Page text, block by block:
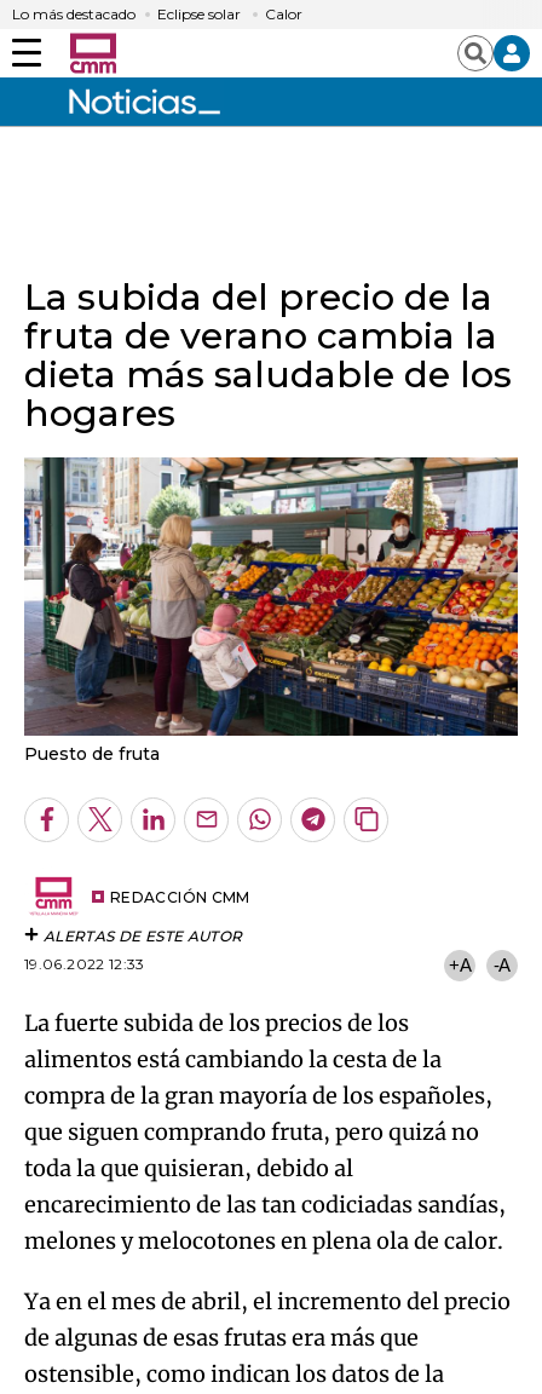
Lo más destacado Eclipse solar Calor
Menú Buscar
La subida del precio de la
fruta de verano cambia la
dieta más saludable de los
hogares
Puesto de fruta
Facebook
TwitterLinkedInEnviarWhatsapp
Telegram
Copiar
REDACCIÓN CMM
ALERTAS DE ESTE AUTOR
19.06.2022 12:33
+A -A
La fuerte subida de los precios de los
alimentos está cambiando la cesta de la
compra de la gran mayoría de los españoles,
que siguen comprando fruta, pero quizá no
toda la que quisieran, debido al
encarecimiento de las tan codiciadas sandías,
melones y melocotones en plena ola de calor.
Ya en el mes de abril, el incremento del precio
de algunas de esas frutas era más que
ostensible, como indican los datos de la